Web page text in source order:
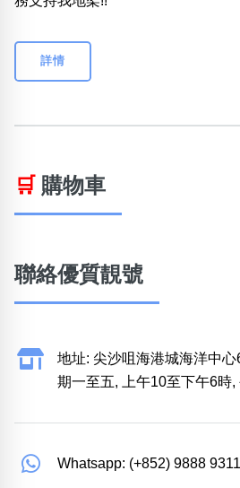
詳情
🛒 購物車
聯絡優質靚號
地址: 尖沙咀海港城海洋中
期一至五, 上午10至下午6時,
Whatsapp: (+852) 9888 9311